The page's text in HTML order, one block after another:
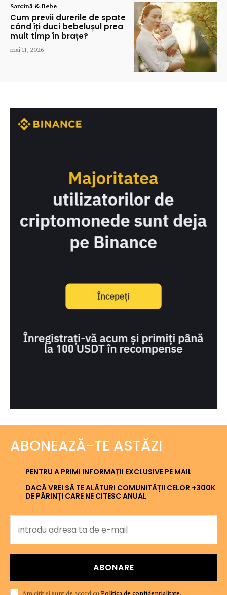
Sarcină & Bebe
Cum previi durerile de spate
când îți duci bebelușul prea
mult timp în brațe?
mai 11, 2026
ABONEAZĂ-TE ASTĂZI
PENTRU A PRIMI INFORMAȚII EXCLUSIVE PE MAIL
DACĂ VREI SĂ TE ALĂTURI COMUNITĂȚII CELOR +300K
DE PĂRINȚI CARE NE CITESC ANUAL
ABONARE
Am citit și sunt de acord cu Politica de confidențialitate.